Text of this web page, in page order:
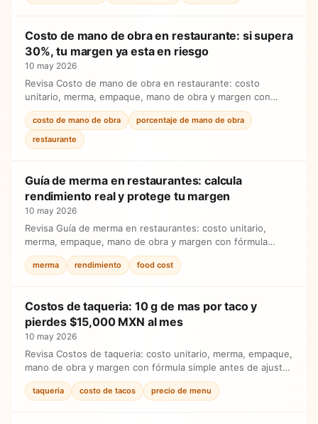
Costo de mano de obra en restaurante: si supera
30%, tu margen ya esta en riesgo
10 may 2026
Revisa Costo de mano de obra en restaurante: costo
unitario, merma, empaque, mano de obra y margen con
fórmula simple antes de ajustar precios.
costo de mano de obra
porcentaje de mano de obra
restaurante
Guía de merma en restaurantes: calcula
rendimiento real y protege tu margen
10 may 2026
Revisa Guía de merma en restaurantes: costo unitario,
merma, empaque, mano de obra y margen con fórmula
simple antes de ajustar precios.
merma rendimiento food cost
Costos de taqueria: 10 g de mas por taco y
pierdes $15,000 MXN al mes
10 may 2026
Revisa Costos de taqueria: costo unitario, merma, empaque,
mano de obra y margen con fórmula simple antes de ajustar
precios.
taqueria costo de tacos precio de menu